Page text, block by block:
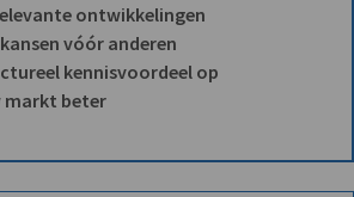
ontwikkelingen
vóór anderen
kennisvoordeel op
markt beter